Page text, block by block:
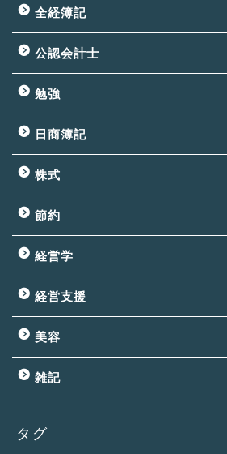
全経簿記
公認会計士
勉強
日商簿記
株式
節約
経営学
経営支援
美容
雑記
タグ